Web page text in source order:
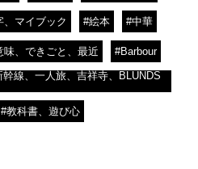
、マイブック #絵本 #中華
味、できごと、最近 #Barbour
線、一人旅、吉祥寺、BLUNDS
#教科書、遊び心